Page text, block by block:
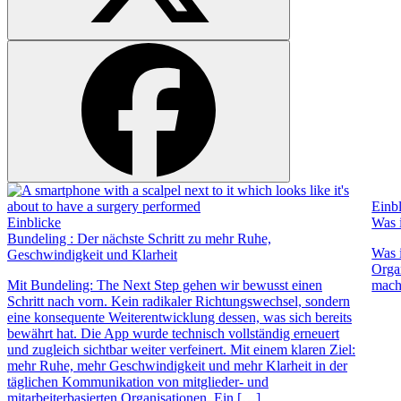
Einblicke
Bundeling : Der nächste Schritt zu mehr Ruhe,
Geschwindigkeit und Klarheit
Mit Bundeling: The Next Step gehen wir bewusst einen
Schritt nach vorn. Kein radikaler Richtungswechsel, sondern
eine konsequente Weiterentwicklung dessen, was sich bereits
bewährt hat. Die App wurde technisch vollständig erneuert
und zugleich sichtbar weiter verfeinert. Mit einem klaren Ziel:
mehr Ruhe, mehr Geschwindigkeit und mehr Klarheit in der
täglichen Kommunikation von mitglieder- und
Was
Was